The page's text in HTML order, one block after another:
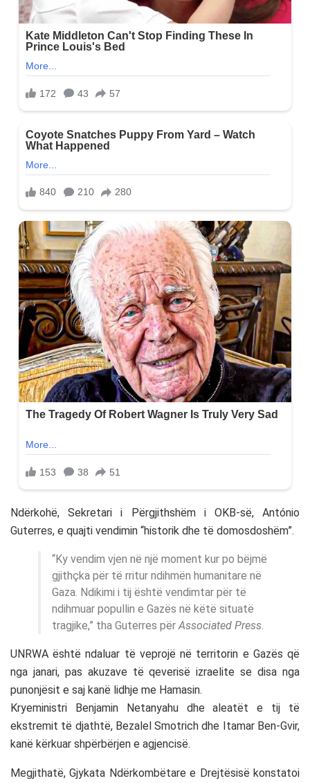
Ndërkohë, Sekretari i Përgjithshëm i OKB-së, António
Guterres, e quajti vendimin “historik dhe të domosdoshëm”.
“Ky vendim vjen në një moment kur po bëjmë
gjithçka për të rritur ndihmën humanitare në
Gaza. Ndikimi i tij është vendimtar për të
ndihmuar popullin e Gazës në këtë situatë
tragjike,” tha Guterres për Associated Press
UNRWA është ndaluar të veprojë në territorin e Gazës që
nga janari, pas akuzave të qeverisë izraelite se disa nga
punonjësit e saj kanë lidhje me Hamasin.
Kryeministri Benjamin Netanyahu dhe aleatët e tij të
ekstremit të djathtë, Bezalel Smotrich dhe Itamar Ben-Gvir,
kanë kërkuar shpërbërjen e agjencisë.
Megjithatë, Gjykata Ndërkombëtare e Drejtësisë konstatoi